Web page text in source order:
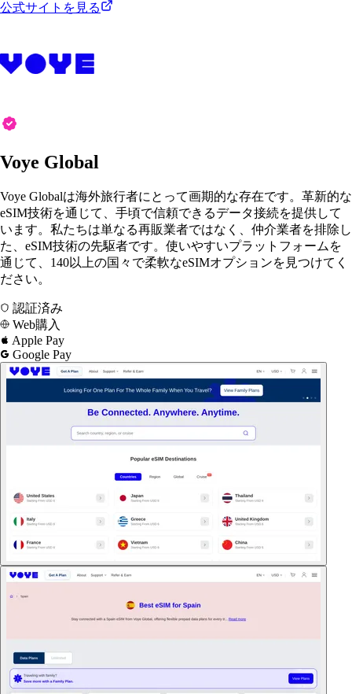
公式サイトを見る
Voye Global
Voye Globalは海外旅行者にとって画期的な存在です。革新的な
eSIM技術を通じて、手頃で信頼できるデータ接続を提供して
います。私たちは単なる再販業者ではなく、仲介業者を排除し
た、eSIM技術の先駆者です。使いやすいプラットフォームを
通じて、140以上の国々で柔軟なeSIMオプションを見つけてく
ださい。
認証済み
Web購入
Apple Pay
Google Pay